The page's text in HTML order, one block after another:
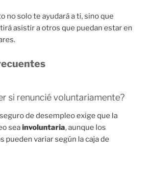
no solo te ayudará a ti, sino que
asistir a otros que puedan estar en
si renuncié voluntariamente?
de desempleo exige que la
seainvoluntaria, aunque los
pueden variar según la caja de